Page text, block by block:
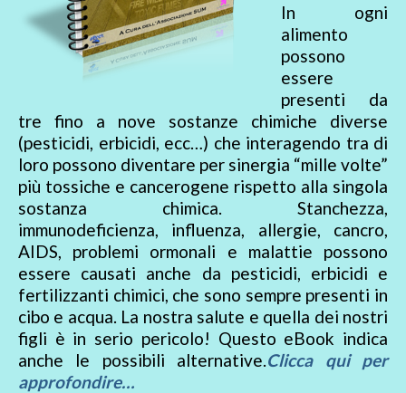
In ogni
alimento
possono
essere
presenti da
tre fino a nove sostanze chimiche diverse
(pesticidi, erbicidi, ecc…) che interagendo tra di
loro possono diventare per sinergia “mille volte”
più tossiche e cancerogene rispetto alla singola
sostanza chimica. Stanchezza,
immunodeficienza, influenza, allergie, cancro,
AIDS, problemi ormonali e malattie possono
essere causati anche da pesticidi, erbicidi e
fertilizzanti chimici, che sono sempre presenti in
cibo e acqua. La nostra salute e quella dei nostri
figli è in serio pericolo! Questo eBook indica
anche le possibili alternative.Clicca qui per
approfondire…